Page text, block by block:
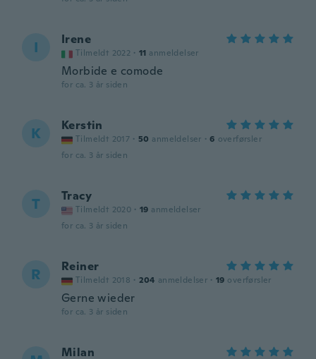
I Irene
Tilmeldt 2022 · 11 anmeldelser
Morbide e comode
for ca. 3 år siden
K Kerstin
Tilmeldt 2017 · 50 anmeldelser · 6 overførsler
for ca. 3 år siden
T Tracy
Tilmeldt 2020 · 19 anmeldelser
for ca. 3 år siden
R Reiner
Tilmeldt 2018 · 204 anmeldelser · 19 overførsler
Gerne wieder
for ca. 3 år siden
Milan